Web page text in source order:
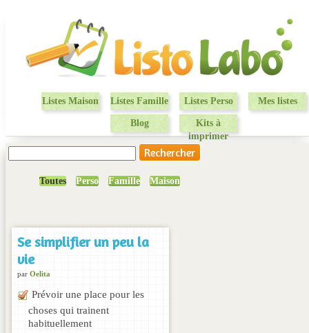
Listes Maison Listes Famille Listes Perso Mes listes
Blog
Kits à
imprimer
Toutes Perso Famille Maison
Se simplifier un peu la
vie
par Oelita
Prévoir une place pour les
choses qui trainent
habituellement